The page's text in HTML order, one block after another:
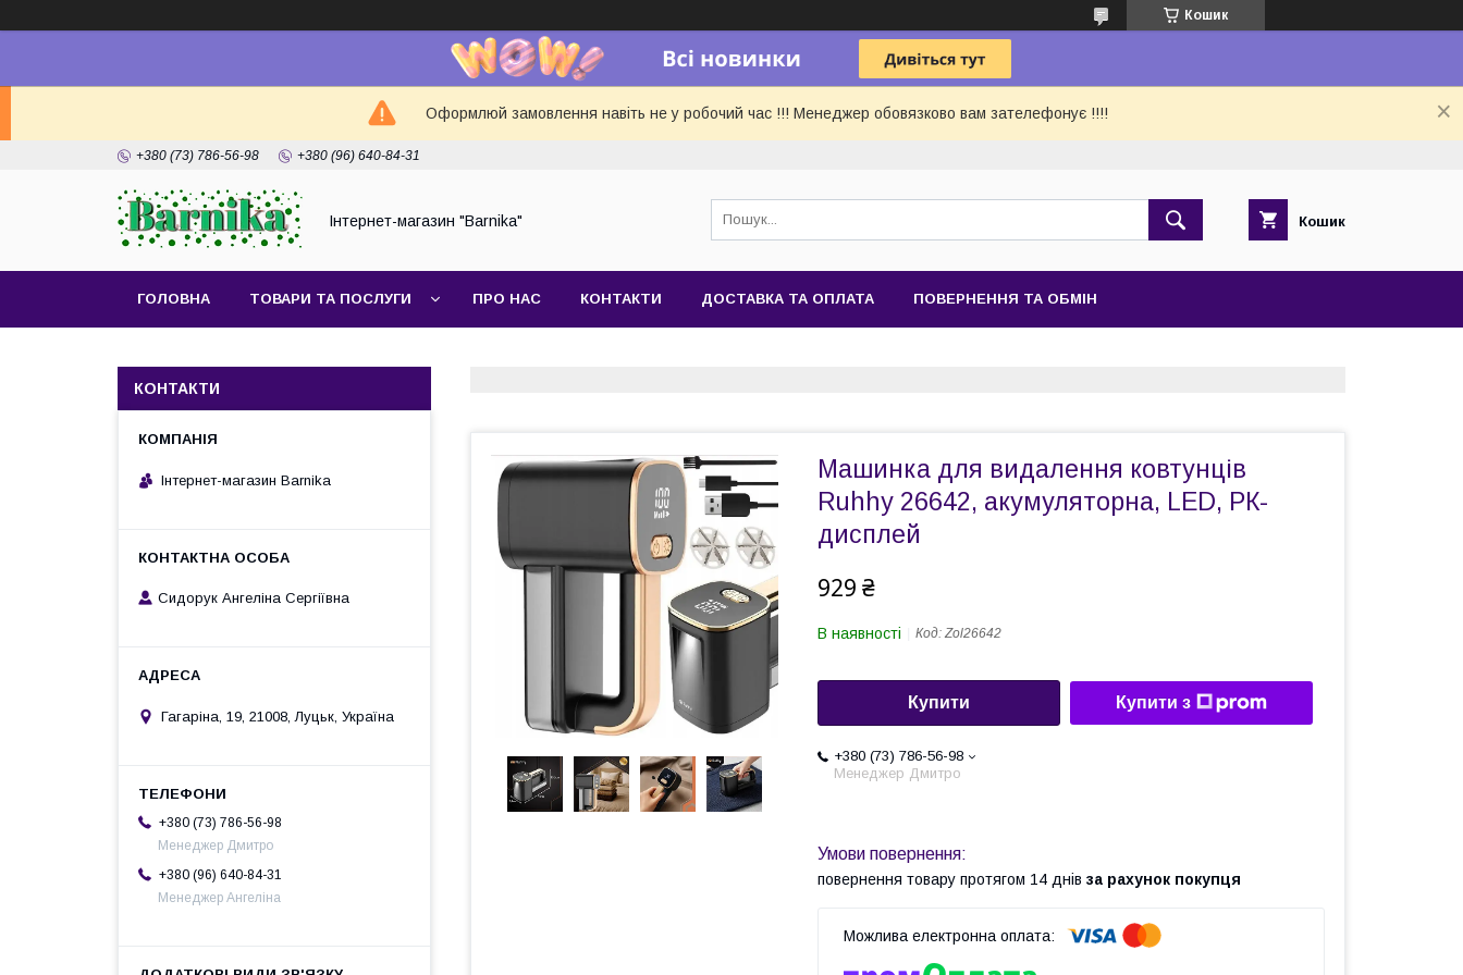
Кошик
Оформлюй замовлення навіть не у робочий час !!! Менеджер обовязково вам зателефонує !!!!
+380 (73) 786-56-98 +380 (96) 640-84-31
Інтернет-магазин "Barnika" Кошик
ГОЛОВНА ТОВАРИ ТА ПОСЛУГИ ПРО НАС КОНТАКТИ ДОСТАВКА ТА ОПЛАТА ПОВЕРНЕННЯ ТА ОБМІН
Машинка для видалення ковтунців
Ruhhy 26642, акумуляторна, LED, РК-
дисплей
929 ₴
В наявності Код: Zol26642
Купити Купити з
+380 (73) 786-56-98
Менеджер Дмитро
повернення товару протягом 14 днів за рахунок покупця
КОНТАКТИ
Інтернет-магазин Barnika
Сидорук Ангеліна Сергіївна
Гагаріна, 19, 21008, Луцьк, Україна
+380 (73) 786-56-98
Менеджер Дмитро
+380 (96) 640-84-31
Менеджер Ангеліна